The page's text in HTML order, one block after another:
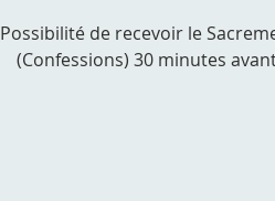
Possibilité de recevoir le
(Confessions) 30 minutes